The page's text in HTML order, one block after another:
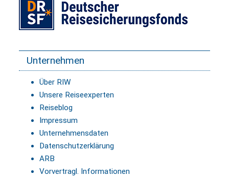
Unternehmen
Über RIW
Unsere Reiseexperten
Reiseblog
Impressum
Unternehmensdaten
Datenschutzerklärung
ARB
Vorvertragl. Informationen